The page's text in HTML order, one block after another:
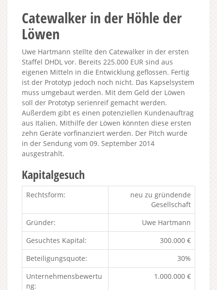
Catewalker in der Höhle der
Löwen
Uwe Hartmann stellte den Catewalker in der ersten
Staffel DHDL vor. Bereits 225.000 EUR sind aus
eigenen Mitteln in die Entwicklung geflossen. Fertig
ist der Prototyp jedoch noch nicht. Das Kapselsystem
muss umgebaut werden. Mit dem Geld der Löwen
soll der Prototyp serienreif gemacht werden.
Außerdem gibt es einen potenziellen Kundenauftrag
aus Italien. Mithilfe der Löwen könnten diese ersten
zehn Geräte vorfinanziert werden. Der Pitch wurde
in der Sendung vom 09. September 2014
ausgestrahlt.
Kapitalgesuch
Rechtsform:
neu zu gründende
Gesellschaft
Gründer:
Uwe Hartmann
Gesuchtes Kapital:
300.000 €
Beteiligungsquote:
30%
Unternehmensbewertu
ng:
1.000.000 €